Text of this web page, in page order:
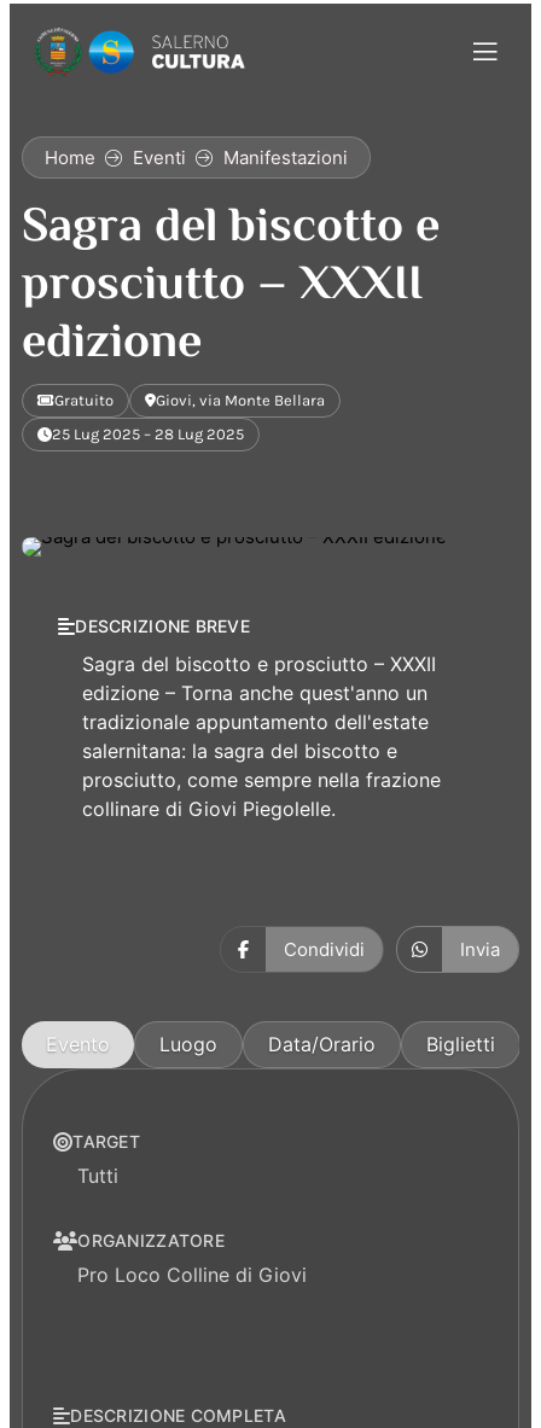
Home Eventi Manifestazioni
Sagra del biscotto e
prosciutto – XXXII
edizione
Gratuito
Giovi, via Monte Bellara
25 Lug 2025 – 28 Lug 2025
DESCRIZIONE BREVE
Sagra del biscotto e prosciutto – XXXII
edizione – Torna anche quest'anno un
tradizionale appuntamento dell'estate
salernitana: la sagra del biscotto e
prosciutto, come sempre nella frazione
collinare di Giovi Piegolelle.
Condividi Invia
Evento Luogo Data/Orario Biglietti
TARGET
Tutti
ORGANIZZATORE
Pro Loco Colline di Giovi
DESCRIZIONE COMPLETA